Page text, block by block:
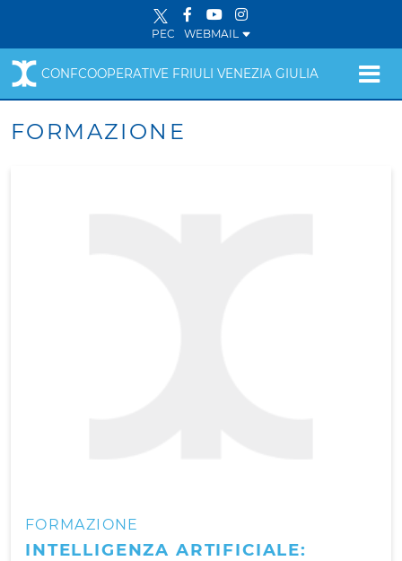
PEC WEBMAIL
CONFCOOPERATIVE FRIULI VENEZIA GIULIA
FORMAZIONE
FORMAZIONE
INTELLIGENZA ARTIFICIALE: